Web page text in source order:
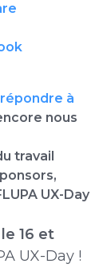
répondre à
nous
travail
UX-Day
16 et
UX-Day !